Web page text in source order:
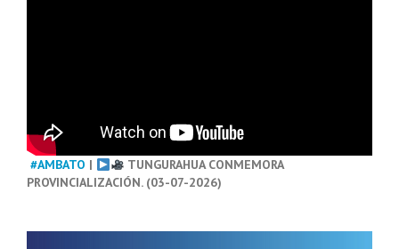
#AMBATO |
TUNGURAHUA CONMEMORA
PROVINCIALIZACIÓN. (03-07-2026)